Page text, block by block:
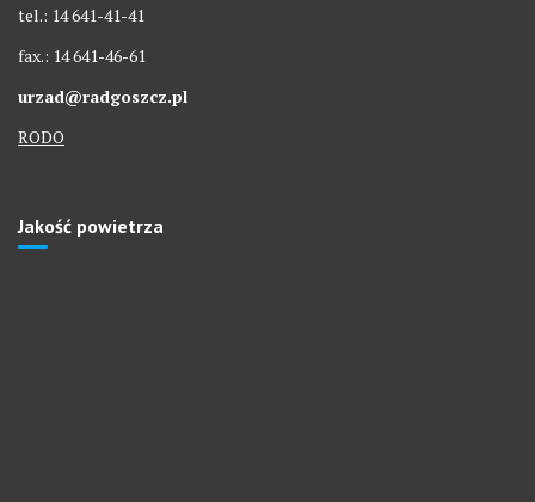
tel.: 14 641-41-41
fax.: 14 641-46-61
urzad@radgoszcz.pl
RODO
Jakość powietrza